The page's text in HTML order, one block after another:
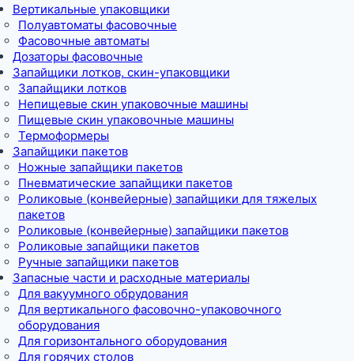
Вертикальные упаковщики
Полуавтоматы фасовочные
Фасовочные автоматы
Дозаторы фасовочные
Запайщики лотков, скин-упаковщики
Запайщики лотков
Непищевые скин упаковочные машины
Пищевые скин упаковочные машины
Термоформеры
Запайщики пакетов
Ножные запайщики пакетов
Пневматические запайщики пакетов
Роликовые (конвейерные) запайщики для тяжелых
пакетов
Роликовые (конвейерные) запайщики пакетов
Роликовые запайщики пакетов
Ручные запайщики пакетов
Запасные части и расходные материалы
Для вакуумного обрудования
Для вертикального фасовочно-упаковочного
оборудования
Для горизонтального оборудования
Для горячих столов